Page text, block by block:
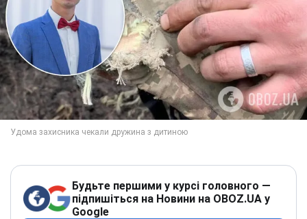
Будьте першими у курсі головного —
підпишіться на Новини на OBOZ.UA у
Google